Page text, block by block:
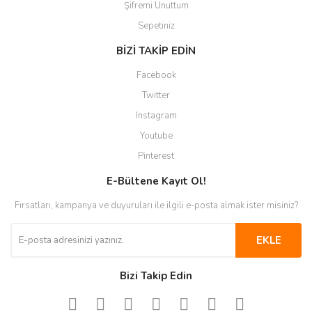
Şifremi Unuttum
Sepetiniz
BİZİ TAKİP EDİN
Facebook
Twitter
Instagram
Youtube
Pinterest
E-Bültene Kayıt Ol!
Fırsatları, kampanya ve duyuruları ile ilgili e-posta almak ister misiniz?
EKLE
Bizi Takip Edin